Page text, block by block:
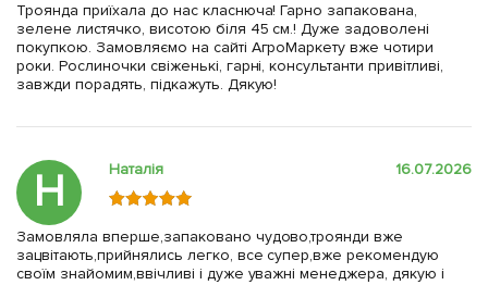
Троянда приїхала до нас класнюча! Гарно запакована,
зелене листячко, висотою біля 45 см.! Дуже задоволені
покупкою. Замовляємо на сайті АгроМаркету вже чотири
роки. Рослиночки свіженькі, гарні, консультанти привітливі,
завжди порадять, підкажуть. Дякую!
Н Наталія 16.07.2026
Замовляла вперше,запаковано чудово,троянди вже
зацвітають,прийнялись легко, все супер,вже рекомендую
своїм знайомим,ввічливі і дуже уважні менеджера, дякую і